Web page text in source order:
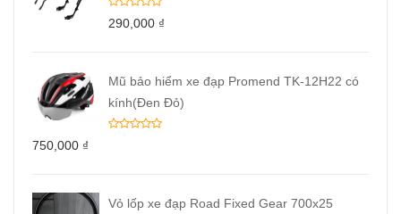
290,000 ₫
Mũ bảo hiểm xe đạp Promend TK-12H22 có
kính(Đen Đỏ)
750,000 ₫
Vỏ lốp xe đạp Road Fixed Gear 700x25